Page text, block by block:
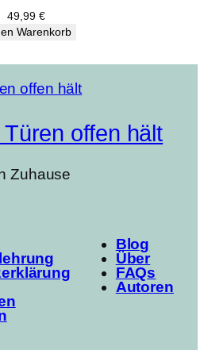
49,99 €
Warenkorb
offen hält
Zuhause
Blog
Über
FAQs
Autoren